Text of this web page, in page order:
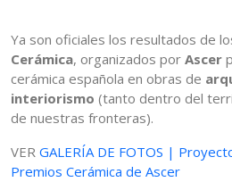
Ya son oficiales los resultados de
Cerámica, organizados por Ascer
cerámica española en obras de
interiorismo (tanto dentro del
de nuestras fronteras).
VER GALERÍA DE FOTOS |
Premios Cerámica de Ascer